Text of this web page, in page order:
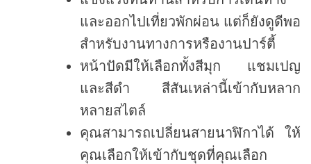
และออกไปเที่ยวพักผ่อน แต่ก็ยังดูดีพอ
สำหรับงานทางการหรืองานปาร์ตี้
หน้าปัดมีให้เลือกทั้งสีมุก แชมเปญ
และสีดำ สีสันเหล่านี้เข้ากับหลาก
หลายสไตล์
คุณสามารถเปลี่ยนสายนาฬิกาได้ ให้
คุณเลือกให้เข้ากับชุดที่คุณเลือก